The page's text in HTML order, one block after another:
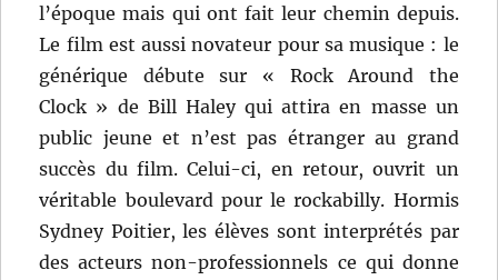
l’époque mais qui ont fait leur chemin depuis.
Le film est aussi novateur pour sa musique : le
générique débute sur « Rock Around the
Clock » de Bill Haley qui attira en masse un
public jeune et n’est pas étranger au grand
succès du film. Celui-ci, en retour, ouvrit un
véritable boulevard pour le rockabilly. Hormis
Sydney Poitier, les élèves sont interprétés par
des acteurs non-professionnels ce qui donne